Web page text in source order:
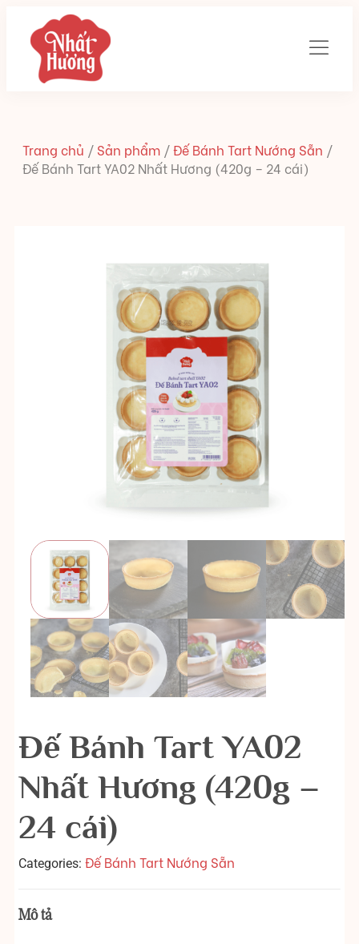
Trang chủ / Sản phẩm /Đế Bánh Tart Nướng Sẵn /
Đế Bánh Tart YA02 Nhất Hương (420g – 24 cái)
Đế Bánh Tart YA02
Nhất Hương (420g –
24 cái)
Categories: Đế Bánh Tart Nướng Sẵn
Mô tả